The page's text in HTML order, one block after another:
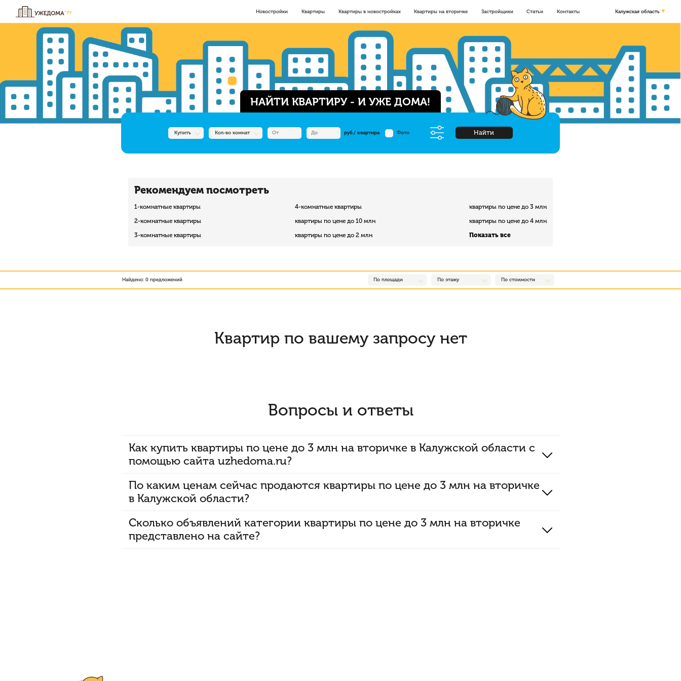
Новостройки Квартиры Квартиры в новостройках Квартиры на вторичке Застройщики Статьи Контакты Калужская область
НАЙТИ КВАРТИРУ - И УЖЕ ДОМА!
Купить Кол-во комнат руб./ квартира Фото Найти
Рекомендуем посмотреть
1-комнатные квартиры
2-комнатные квартиры
3-комнатные квартиры
4-комнатные квартиры
квартиры по цене до 10 млн
квартиры по цене до 2 млн
квартиры по цене до 3 млн
квартиры по цене до 4 млн
Показать все
Найдено: 0 предложений По площади По этажу По стоимости
Квартир по вашему запросу нет
Вопросы и ответы
Как купить квартиры по цене до 3 млн на вторичке в Калужской области с
помощью сайта uzhedoma.ru?
По каким ценам сейчас продаются квартиры по цене до 3 млн на вторичке
в Калужской области?
Сколько объявлений категории квартиры по цене до 3 млн на вторичке
представлено на сайте?